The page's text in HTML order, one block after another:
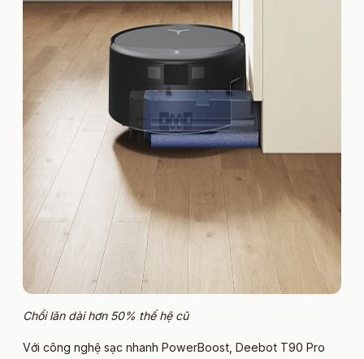
Chổi lăn dài hơn 50% thế hệ cũ
Với công nghệ sạc nhanh PowerBoost, Deebot T90 Pro